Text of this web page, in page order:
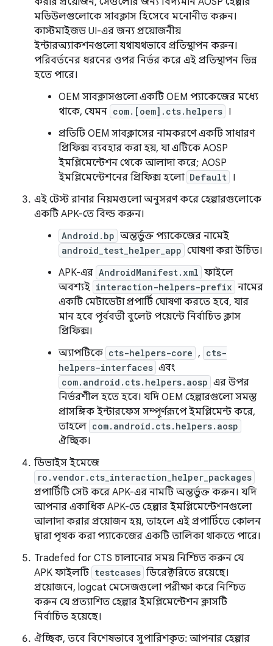
মডিউলগুলোকে সাবক্লাস হিসেবে মনোনীত করুন।
কাস্টমাইজড UI-এর জন্য প্রয়োজনীয়
ইন্টারঅ্যাকশনগুলো যথাযথভাবে প্রতিস্থাপন করুন।
পরিবর্তনের ধরনের ওপর নির্ভর করে এই প্রতিস্থাপন ভিন্ন
হতে পারে।
OEM সাবক্লাসগুলো একটি OEM প্যাকেজের মধ্যে
থাকে, যেমন com.[oem].cts.helpers ।
প্রতিটি OEM সাবক্লাসের নামকরণে একটি সাধারণ
প্রিফিক্স ব্যবহার করা হয়, যা এটিকে AOSP
ইমপ্লিমেন্টেশন থেকে আলাদা করে; AOSP
ইমপ্লিমেন্টেশনের প্রিফিক্স হলো Default ।
এই টেস্ট রানার নিয়মগুলো অনুসরণ করে হেল্পারগুলোকে
একটি APK-তে বিল্ড করুন।
Android.bp অন্তর্ভুক্ত প্যাকেজের নামেই
android_test_helper_app ঘোষণা করা উচিত।
APK-এর AndroidManifest.xml ফাইলে
অবশ্যই interaction-helpers-prefix নামের
একটি মেটাডেটা প্রপার্টি ঘোষণা করতে হবে, যার
মান হবে পূর্ববর্তী বুলেট পয়েন্টে নির্বাচিত ক্লাস
প্রিফিক্স।
অ্যাপটিকে cts-helpers-core , cts-
helpers-interfaces এবং
com.android.cts.helpers.aosp এর উপর
নির্ভরশীল হতে হবে। যদি OEM হেল্পারগুলো সমস্ত
প্রাসঙ্গিক ইন্টারফেস সম্পূর্ণরূপে ইমপ্লিমেন্ট করে,
তাহলে com.android.cts.helpers.aosp
ঐচ্ছিক।
ডিভাইস ইমেজে
ro.vendor.cts_interaction_helper_packages
প্রপার্টিটি সেট করে APK-এর নামটি অন্তর্ভুক্ত করুন। যদি
আপনার একাধিক APK-তে হেল্পার ইমপ্লিমেন্টেশনগুলো
আলাদা করার প্রয়োজন হয়, তাহলে এই প্রপার্টিতে কোলন
দ্বারা পৃথক করা প্যাকেজের একটি তালিকা থাকতে পারে।
Tradefed for CTS চালানোর সময় নিশ্চিত করুন যে
APK ফাইলটি testcases ডিরেক্টরিতে রয়েছে।
প্রয়োজনে, logcat মেসেজগুলো পরীক্ষা করে নিশ্চিত
করুন যে প্রত্যাশিত হেল্পার ইমপ্লিমেন্টেশন ক্লাসটি
নির্বাচিত হয়েছে।
ঐচ্ছিক, তবে বিশেষভাবে সুপারিশকৃত: আপনার হেল্পার